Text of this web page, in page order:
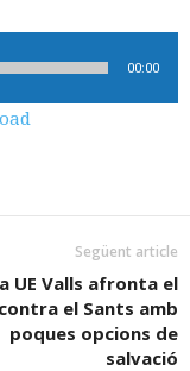
00:00
Següent article
UE Valls afronta el
el Sants amb
poques opcions de
salvació